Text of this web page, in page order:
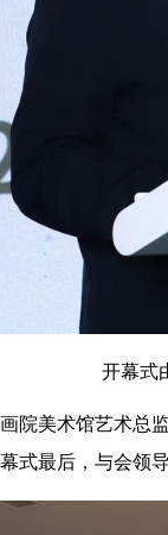
开幕式
院美术馆艺术总
式最后，与会领